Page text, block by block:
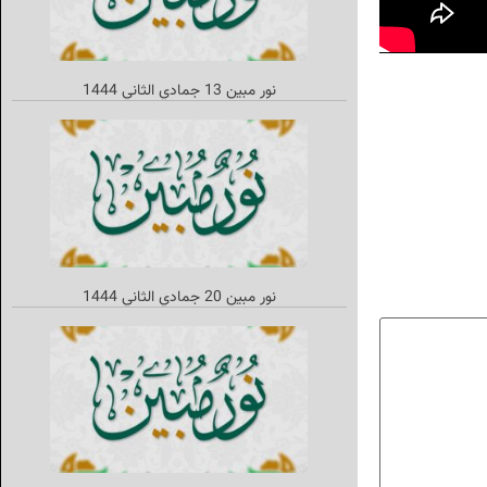
نور مبین 13 جمادي الثاني‌ 1444
نور مبين 20 جمادي الثاني 1444